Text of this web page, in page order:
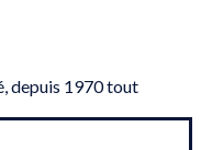
depuis 1970 tout